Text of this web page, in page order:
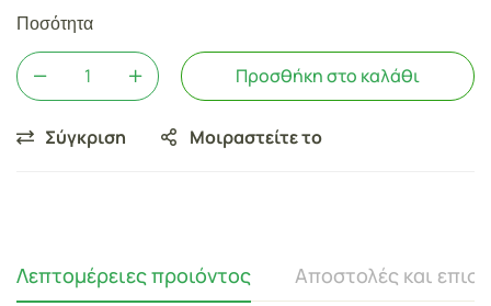
Ποσότητα
Προσθήκη στο καλάθι
Σύγκριση Μοιραστείτε το
Λεπτομέρειες προιόντος Αποστολές και